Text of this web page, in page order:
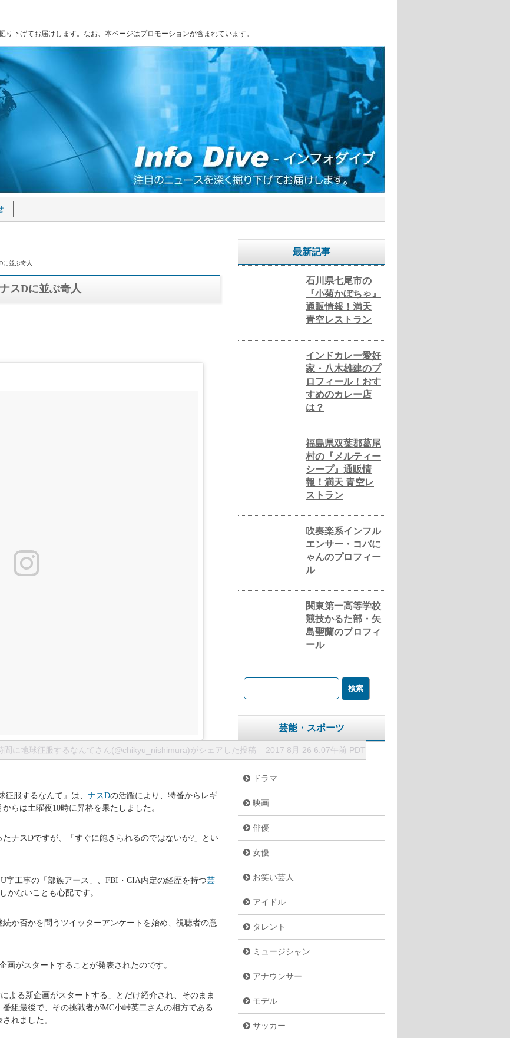
下げてお届けします。なお、本ページはプロモーションが含まれています。
に並ぶ奇人
スDに並ぶ奇人
間に地球征服するなんてさん(@chikyu_nishimura)がシェアした投稿 – 2017 8月 26 6:07午前 PDT
服するなんて』は、 ナスDの活躍により、特番からレギ
らは土曜夜10時に昇格を果たしました。
ナスDですが、「すぐに飽きられるのではないか?」とい
字工事の「部族アース」、FBI・CIA内定の経歴を持つ芸
かないことも心配です。
か否かを問うツイッターアンケートを始め、視聴者の意
画がスタートすることが発表されたのです。
よる新企画がスタートする」とだけ紹介され、そのまま
組最後で、その挑戦者がMC小峠英二さんの相方である
れました。
最新記事
石川県七尾市の
『小菊かぼちゃ』
通販情報！満天
青空レストラン
インドカレー愛好
家・八木雄建のプ
ロフィール！おす
すめのカレー店
は？
福島県双葉郡葛尾
村の『メルティー
シープ』通販情
報！満天 青空レ
ストラン
吹奏楽系インフル
エンサー・コバに
ゃんのプロフィー
ル
関東第一高等学校
競技かるた部・矢
島聖蘭のプロフィ
ール
芸能・スポーツ
テレビ番組
ドラマ
映画
俳優
女優
お笑い芸人
アイドル
タレント
ミュージシャン
アナウンサー
モデル
サッカー